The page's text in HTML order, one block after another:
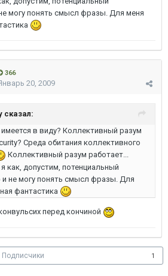
могу понять смысл фразы. Для меня
366
20, 2009
сказал:
в виду? Коллективный разум
Среда обитания коллективного
Коллективный разум работает...
как, допустим, потенциальный
не могу понять смысл фразы. Для
фантастика
перед кончиной
Подписчики 1